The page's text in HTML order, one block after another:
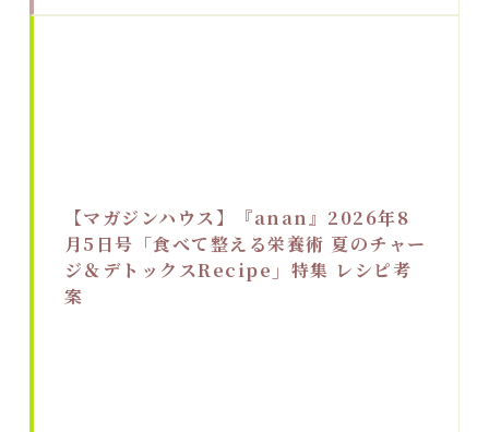
【マガジンハウス】『anan』2026年8
月5日号「食べて整える栄養術 夏のチャー
ジ＆デトックスRecipe」特集 レシピ考
案